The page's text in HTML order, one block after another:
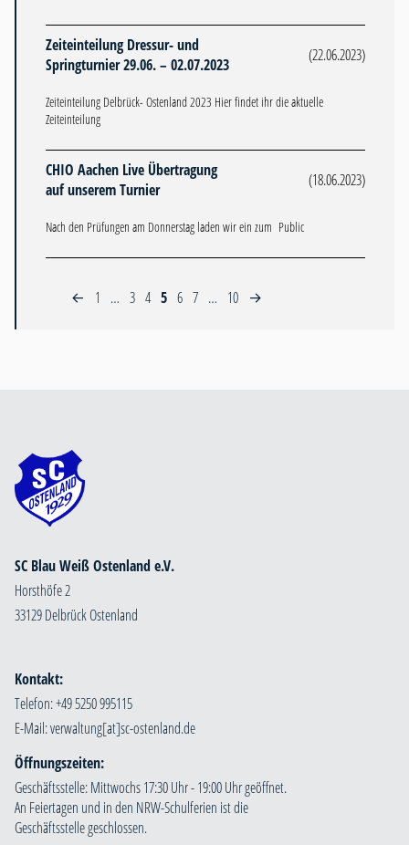
Zeiteinteilung Dressur- und
Springturnier 29.06. – 02.07.2023
(22.06.2023)
Zeiteinteilung Delbrück- Ostenland 2023 Hier findet ihr die aktuelle
Zeiteinteilung
CHIO Aachen Live Übertragung
auf unserem Turnier
(18.06.2023)
Nach den Prüfungen am Donnerstag laden wir ein zum Public
← 1 … 3 4 5 6 7 … 10 →
SC Blau Weiß Ostenland e.V.
Horsthöfe 2
33129 Delbrück Ostenland
Kontakt:
Telefon: +49 5250 995115
E-Mail:
Öffnungszeiten:
Geschäftsstelle: Mittwochs 17:30 Uhr - 19:00 Uhr geöffnet.
An Feiertagen und in den NRW-Schulferien ist die
Geschäftsstelle geschlossen.